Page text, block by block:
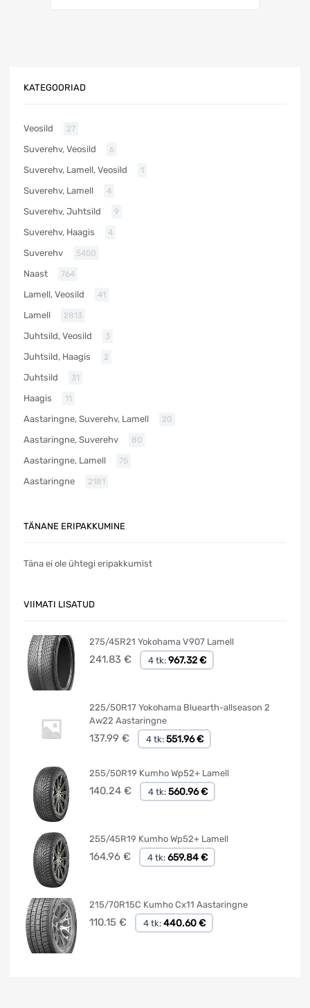
KATEGOORIAD
Veosild 27
Suverehv, Veosild 6
Suverehv, Lamell, Veosild 1
Suverehv, Lamell 4
Suverehv, Juhtsild 9
Suverehv, Haagis 4
Suverehv 5450
Naast 764
Lamell, Veosild 41
Lamell 2813
Juhtsild, Veosild 3
Juhtsild, Haagis 2
Juhtsild 31
Haagis 11
Aastaringne, Suverehv, Lamell 20
Aastaringne, Suverehv 80
Aastaringne, Lamell 75
Aastaringne 2181
TÄNANE ERIPAKKUMINE
Täna ei ole ühtegi eripakkumist
VIIMATI LISATUD
275/45R21 Yokohama V907 Lamell
241.83 € 4 tk: 967.32 €
225/50R17 Yokohama Bluearth-allseason 2
Aw22 Aastaringne
137.99 € 4 tk: 551.96 €
255/50R19 Kumho Wp52+ Lamell
140.24 € 4 tk: 560.96 €
255/45R19 Kumho Wp52+ Lamell
164.96 € 4 tk: 659.84 €
215/70R15C Kumho Cx11 Aastaringne
110.15 € 4 tk: 440.60 €